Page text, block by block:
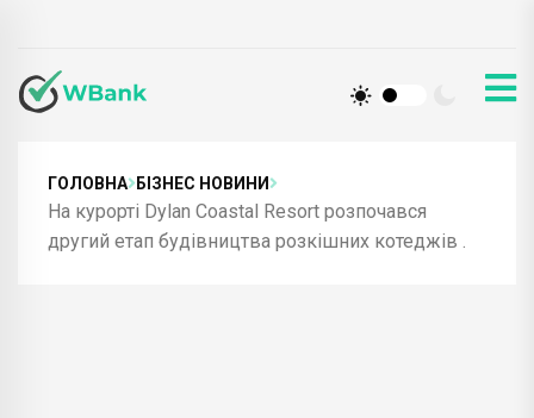
ГОЛОВНА БІЗНЕС НОВИНИ
На курорті Dylan Coastal Resort розпочався
другий етап будівництва розкішних котеджів .